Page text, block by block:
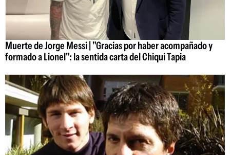
Muerte de Jorge Messi | "Gracias por haber acompañado y
formado a Lionel": la sentida carta del Chiqui Tapia